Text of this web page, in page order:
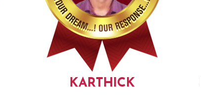
KARTHICK